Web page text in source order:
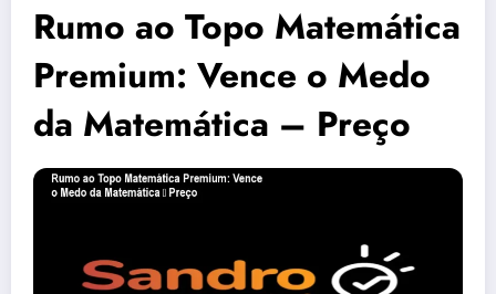
Rumo ao Topo Matemática
Premium: Vence o Medo
da Matemática – Preço